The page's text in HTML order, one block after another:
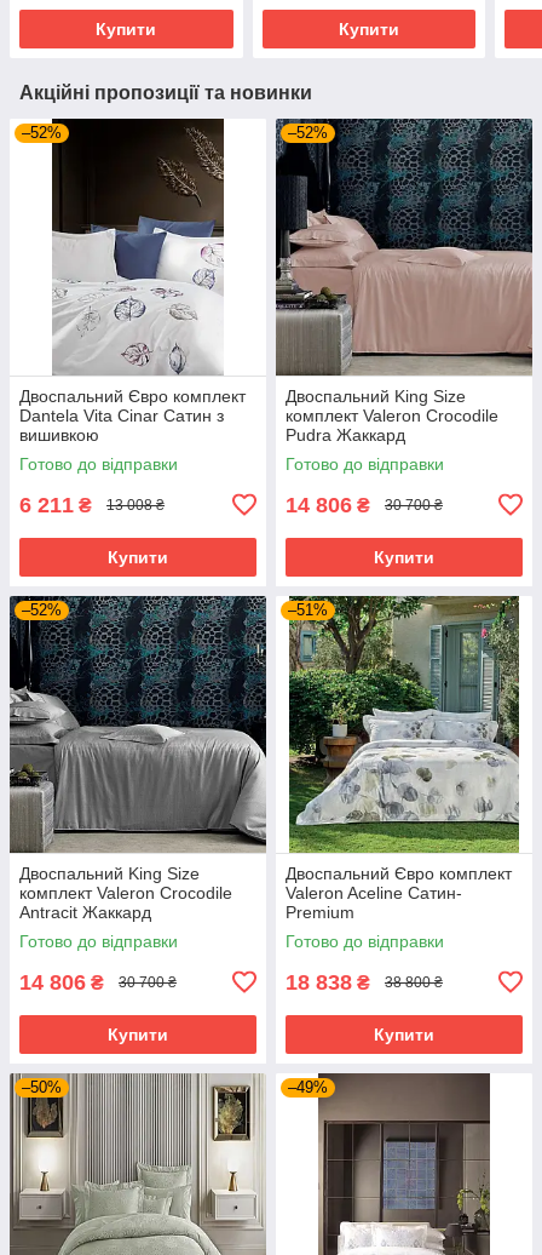
Купити Купити
Акційні пропозиції та новинки
–52%
Двоспальний Євро комплект
Dantela Vita Cinar Сатин з
вишивкою
Готово до відправки
6 211 ₴ 13 008 ₴
Купити
–52%
Двоспальний King Size
комплект Valeron Crocodile
Pudra Жаккард
Готово до відправки
14 806 ₴ 30 700 ₴
Купити
–52%
Двоспальний King Size
комплект Valeron Crocodile
Antracit Жаккард
Готово до відправки
14 806 ₴ 30 700 ₴
Купити
–51%
Двоспальний Євро комплект
Valeron Aceline Сатин-
Premium
Готово до відправки
18 838 ₴ 38 800 ₴
Купити
–50% –49%